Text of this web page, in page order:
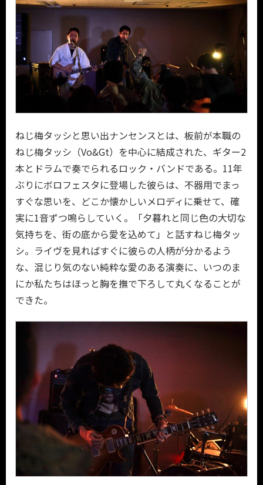
ねじ梅タッシと思い出ナンセンスとは、板前が本職の
ねじ梅タッシ（Vo&Gt）を中心に結成された、ギター2
本とドラムで奏でられるロック・バンドである。11年
ぶりにボロフェスタに登場した彼らは、不器用でまっ
すぐな思いを、どこか懐かしいメロディに乗せて、確
実に1音ずつ鳴らしていく。「夕暮れと同じ色の大切な
気持ちを、街の底から愛を込めて」と話すねじ梅タッ
シ。ライヴを見ればすぐに彼らの人柄が分かるよう
な、混じり気のない純粋な愛のある演奏に、いつのま
にか私たちはほっと胸を撫で下ろして丸くなることが
できた。